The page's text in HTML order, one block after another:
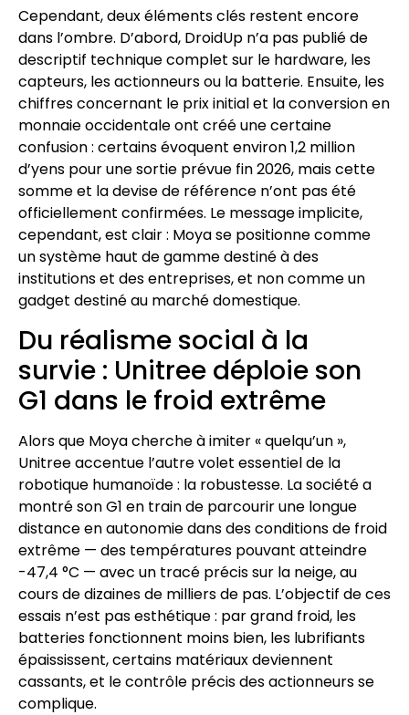
Cependant, deux éléments clés restent encore
dans l’ombre. D’abord, DroidUp n’a pas publié de
descriptif technique complet sur le hardware, les
capteurs, les actionneurs ou la batterie. Ensuite, les
chiffres concernant le prix initial et la conversion en
monnaie occidentale ont créé une certaine
confusion : certains évoquent environ 1,2 million
d’yens pour une sortie prévue fin 2026, mais cette
somme et la devise de référence n’ont pas été
officiellement confirmées. Le message implicite,
cependant, est clair : Moya se positionne comme
un système haut de gamme destiné à des
institutions et des entreprises, et non comme un
gadget destiné au marché domestique.
Du réalisme social à la
survie : Unitree déploie son
G1 dans le froid extrême
Alors que Moya cherche à imiter « quelqu’un »,
Unitree accentue l’autre volet essentiel de la
robotique humanoïde : la robustesse. La société a
montré son G1 en train de parcourir une longue
distance en autonomie dans des conditions de froid
extrême — des températures pouvant atteindre
-47,4 °C — avec un tracé précis sur la neige, au
cours de dizaines de milliers de pas. L’objectif de ces
essais n’est pas esthétique : par grand froid, les
batteries fonctionnent moins bien, les lubrifiants
épaississent, certains matériaux deviennent
cassants, et le contrôle précis des actionneurs se
complique.